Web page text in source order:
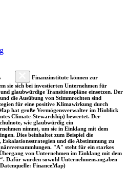
Finanzinstitute können zur
sie sich bei investierten Unternehmen für
glaubwürdige Transitionspläne einsetzen. Der
die Ausübung von Stimmrechten sind
für eine positive Klimawirkung durch
hat große Vermögensverwalter im Hinblick
Climate-Stewardship) bewertet. Der
wie glaubwürdig ein
nimmt, um sie in Einklang mit dem
Dies beinhaltet zum Beispiel die
Eskalationsstrategien und die Abstimmung zu
"A" steht für ein starkes
von Unternehmen im Einklang mit dem
Dafür wurden sowohl Unternehmensangaben
FinanceMap)